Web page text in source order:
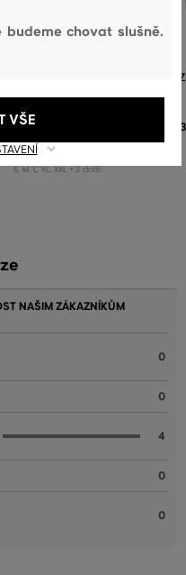
MIKINA GANT REG SHIELD FULL
Dostupné velikosti:
S M L XL XXL +3 další
NAŠIM ZÁKAZNÍKŮM
0
0
4
0
0
chovat slušně.
VŠE